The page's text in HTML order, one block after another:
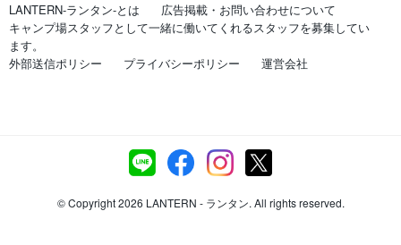
LANTERN-ランタン-とは
広告掲載・お問い合わせについて
キャンプ場スタッフとして一緒に働いてくれるスタッフを募集してい
ます。
外部送信ポリシー
プライバシーポリシー 運営会社
© Copyright 2026 LANTERN - ランタン. All rights reserved.